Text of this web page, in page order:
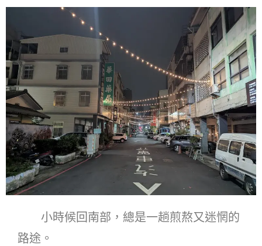
小時候回南部，總是一趟煎熬又迷惘的
路途。